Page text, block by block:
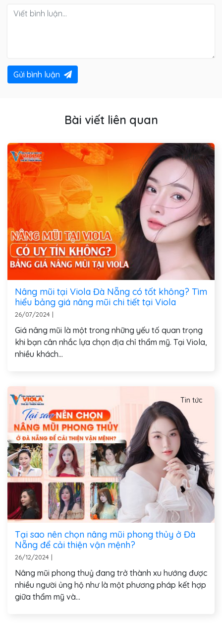
Gửi bình luận
Bài viết liên quan
Tin tức
Nâng mũi tại Viola Đà Nẵng có tốt không? Tìm
hiểu bảng giá nâng mũi chi tiết tại Viola
26/07/2024 |
Giá nâng mũi là một trong những yếu tố quan trọng
khi bạn cân nhắc lựa chọn địa chỉ thẩm mỹ. Tại Viola,
nhiều khách...
Tin tức
Tại sao nên chọn nâng mũi phong thủy ở Đà
Nẵng để cải thiện vận mệnh?
26/12/2024 |
Nâng mũi phong thuỷ đang trở thành xu hướng được
nhiều người ủng hộ như là một phương pháp kết hợp
giữa thẩm mỹ và...